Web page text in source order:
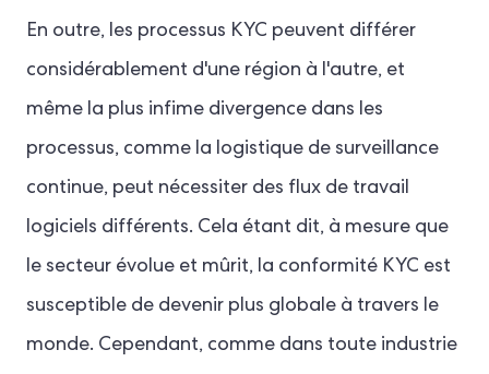
En outre, les processus KYC peuvent différer
considérablement d'une région à l'autre, et
même la plus infime divergence dans les
processus, comme la logistique de surveillance
continue, peut nécessiter des flux de travail
logiciels différents. Cela étant dit, à mesure que
le secteur évolue et mûrit, la conformité KYC est
susceptible de devenir plus globale à travers le
monde. Cependant, comme dans toute industrie